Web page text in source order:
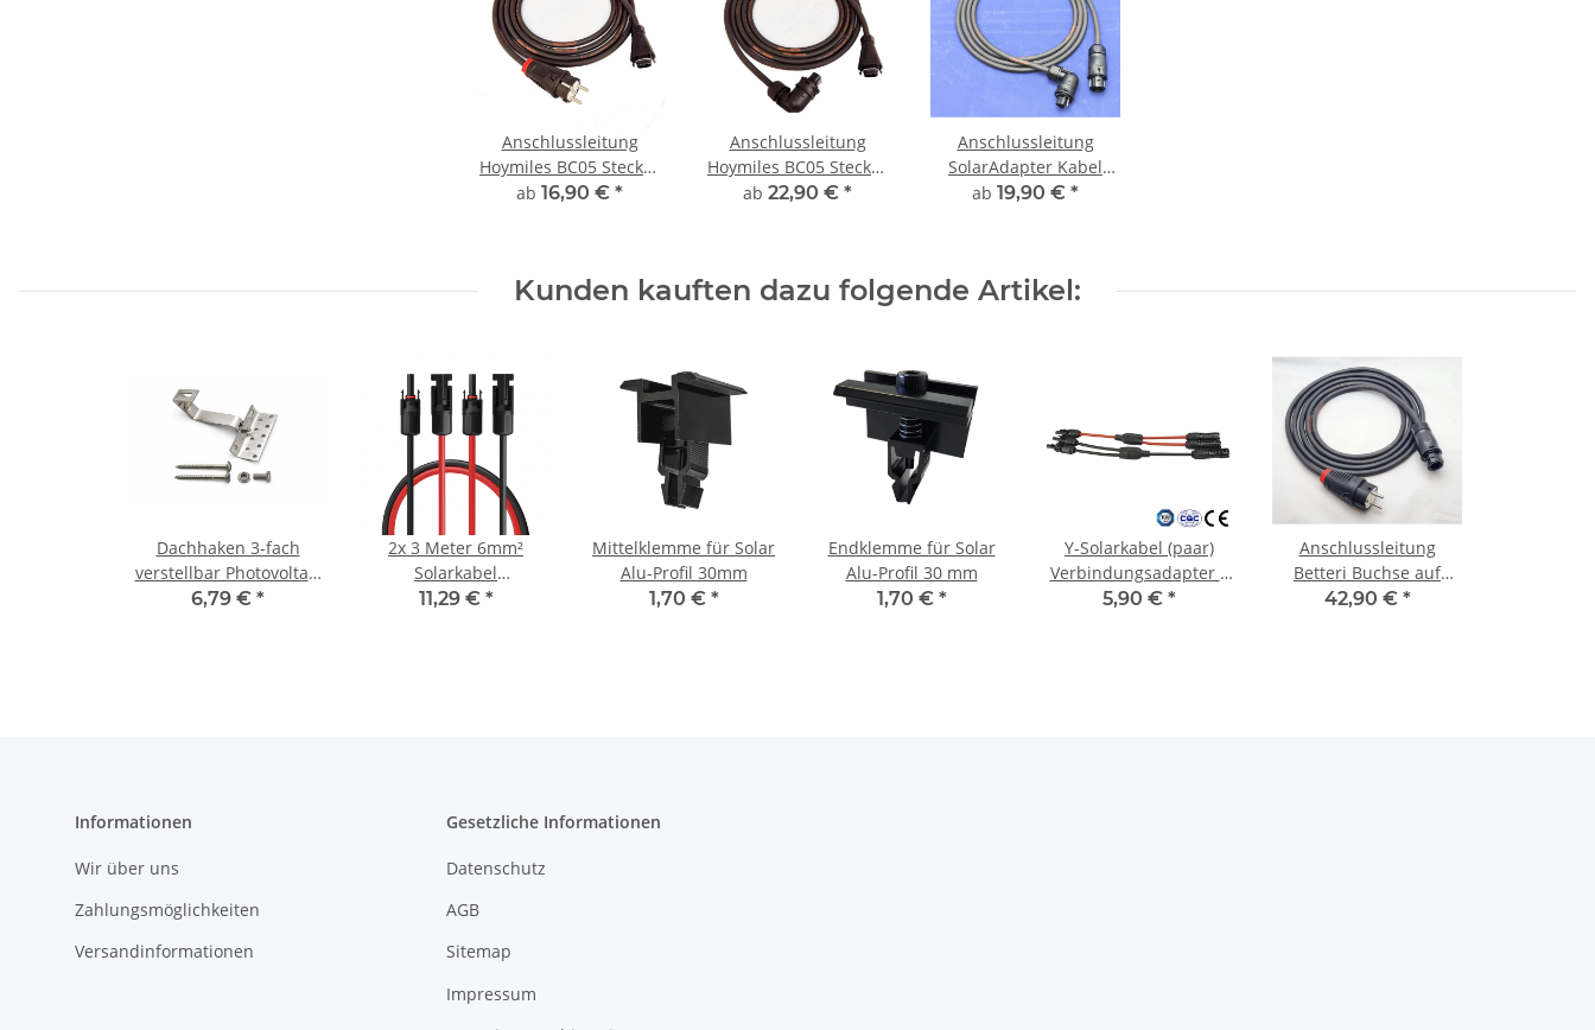
Anschlussleitung
Hoymiles BC05 Stecker
auf Schuko Stecker -
ab 16,90 € *
Anschlussleitung
Hoymiles BC05 Stecker
auf Wieland Stecker -
ab 22,90 € *
Anschlussleitung
SolarAdapter Kabel
Wieland auf Betteri
ab 19,90 € *
Kunden kauften dazu folgende Artikel:
Dachhaken 3-fach
verstellbar Photovoltaik
PV Solar AISI430
6,79 € *
2x 3 Meter 6mm²
Solarkabel
Verlängerungskabel
11,29 € *
Mittelklemme für Solar
Alu-Profil 30mm
1,70 € *
Endklemme für Solar
Alu-Profil 30 mm
1,70 € *
Y-Solarkabel (paar)
Verbindungsadapter 2
auf 1 mit MC4 Stecker
5,90 € *
Anschlussleitung
Betteri Buchse auf
Schuko Stecker Kabel
42,90 € *
Informationen
Wir über uns
Zahlungsmöglichkeiten
Versandinformationen
Gesetzliche Informationen
Datenschutz
AGB
Sitemap
Impressum